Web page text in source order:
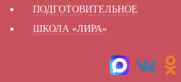
ПОДГОТОВИТЕЛЬНОЕ
ШКОЛА «ЛИРА»